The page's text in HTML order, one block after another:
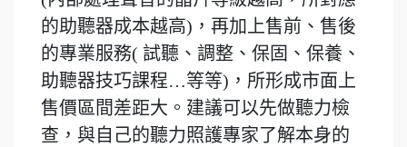
的助聽器成本越高)，再加上售前、售後
的專業服務( 試聽、調整、保固、保養、
助聽器技巧課程…等等)，所形成市面上
售價區間差距大。建議可以先做聽力檢
查，與自己的聽力照護專家了解本身的